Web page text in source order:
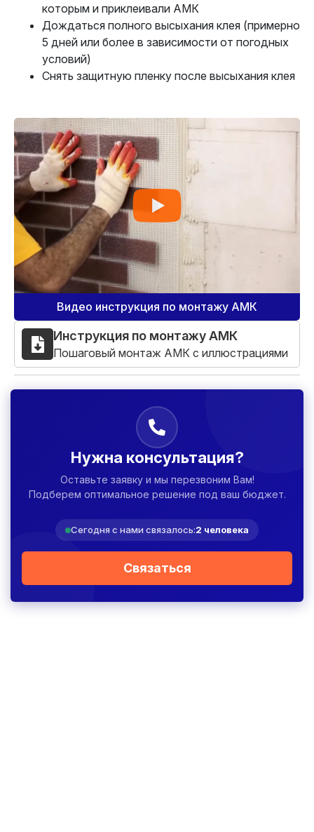
которым и приклеивали АМК
Дождаться полного высыхания клея (примерно
5 дней или более в зависимости от погодных
условий)
Снять защитную пленку после высыхания клея
Видео инструкция по монтажу АМК
Инструкция по монтажу АМК
Пошаговый монтаж АМК с иллюстрациями
Нужна консультация?
Оставьте заявку и мы перезвоним Вам!
Подберем оптимальное решение под ваш бюджет.
Сегодня с нами связалось:2 человека
Связаться